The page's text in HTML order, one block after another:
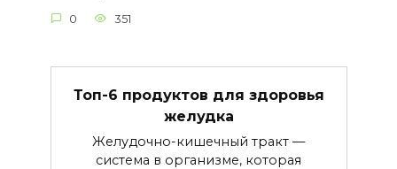
0 351
Топ-6 продуктов для здоровья
желудка
Желудочно-кишечный тракт —
система в организме, которая